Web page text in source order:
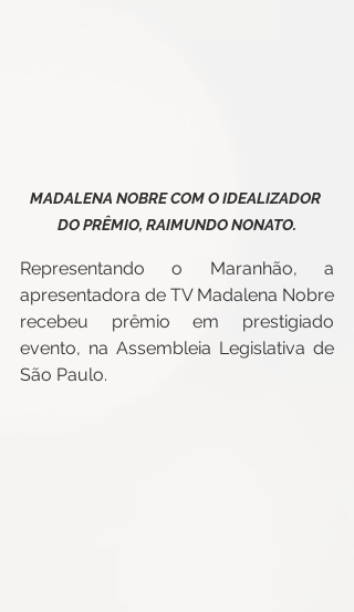
MADALENA NOBRE COM O IDEALIZADOR
DO PRÊMIO, RAIMUNDO NONATO.
Representando o Maranhão, a
apresentadora de TV Madalena Nobre
recebeu prêmio em prestigiado
evento, na Assembleia Legislativa de
São Paulo.